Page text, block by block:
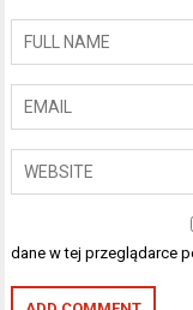
dane w tej przeglądarce